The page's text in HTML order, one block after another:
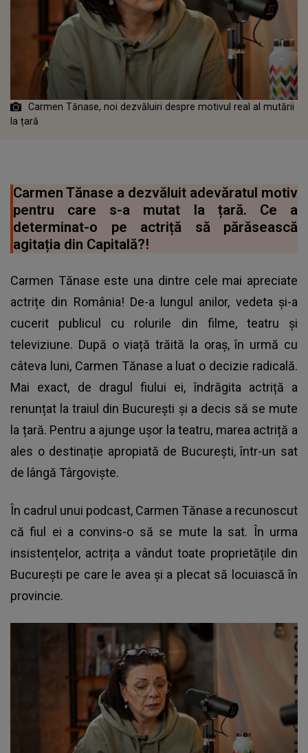
Carmen Tănase, noi dezvăluiri despre motivul real al mutării
la țară
Carmen Tănase a dezvăluit adevăratul motiv
pentru care s-a mutat la țară. Ce a
determinat-o pe actriță să părăsească
agitația din Capitală?!
Carmen Tănase este una dintre cele mai apreciate
actrițe din România! De-a lungul anilor, vedeta și-a
cucerit publicul cu rolurile din filme, teatru și
televiziune. După o viață trăită la oraș, în urmă cu
câteva luni, Carmen Tănase a luat o decizie radicală.
Mai exact, de dragul fiului ei, îndrăgita actriță a
renunțat la traiul din București și a decis să se mute
la țară. Pentru a ajunge ușor la teatru, marea actriță a
ales o destinație apropiată de București, într-un sat
de lângă Târgoviște.
În cadrul unui podcast, Carmen Tănase a recunoscut
că fiul ei a convins-o să se mute la sat. În urma
insistențelor, actrița a vândut toate proprietățile din
București pe care le avea și a plecat să locuiască în
provincie.